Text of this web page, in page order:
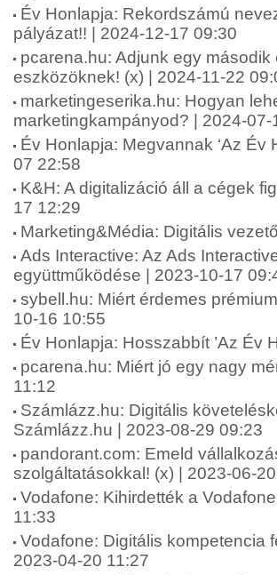
Év Honlapja: Rekordszámú
pályázat!! | 2024-12-17 09:30
pcarena.hu: Adjunk egy
eszközöknek! (x) | 2024-11-22
marketingeserika.hu: Hogyan
marketingkampányod? | 2024-07-
Év Honlapja: Megvannak ‘Az Év
07 22:58
K&H: A digitalizáció áll a cégek
17 12:29
Marketing&Média: Digitális
Ads Interactive: Az Ads
együttműködése | 2023-10-17
sybell.hu: Miért érdemes
10-16 10:55
Év Honlapja: Hosszabbít ’Az Év
pcarena.hu: Miért jó egy nagy
11:12
Számlázz.hu: Digitális
Számlázz.hu | 2023-08-29 09:23
pandorant.com: Emeld
szolgáltatásokkal! (x) | 2023-06-
Vodafone: Kihirdették a
11:33
Vodafone: Digitális kompetencia
2023-04-20 11:27